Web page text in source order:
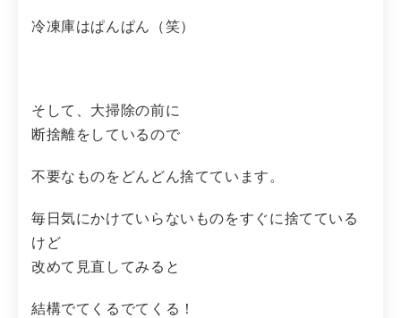
冷凍庫はぱんぱん（笑）
そして、大掃除の前に
断捨離をしているので
不要なものをどんどん捨てています。
毎日気にかけていらないものをすぐに捨てている
けど
改めて見直してみると
結構でてくるでてくる！